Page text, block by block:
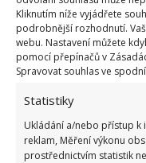
Kliknutím níže vyjádřete
podrobnější rozhodnutí.
webu. Nastavení můžete
pomocí přepínačů v
Spravovat souhlas ve
Statistiky
Ukládání a/nebo přístup k
reklam, Měření výkonu
prostřednictvím statistik
Aby znovu
Čtyři týdny před
hvězdu k vykvetení.
tedy třeba omezit
pozdním odpoledni
úplné tmě.